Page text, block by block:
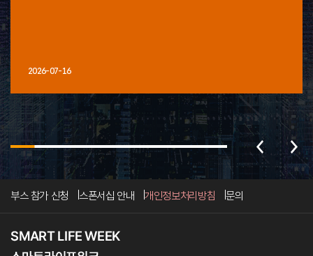
2026-07-16
부스 참가 신청 스폰서십 안내 개인정보처리방침 문의